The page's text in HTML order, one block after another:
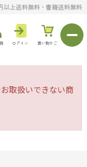
以上送料無料・書籍送料無料
ログイン 買い物かご
取扱いできない商